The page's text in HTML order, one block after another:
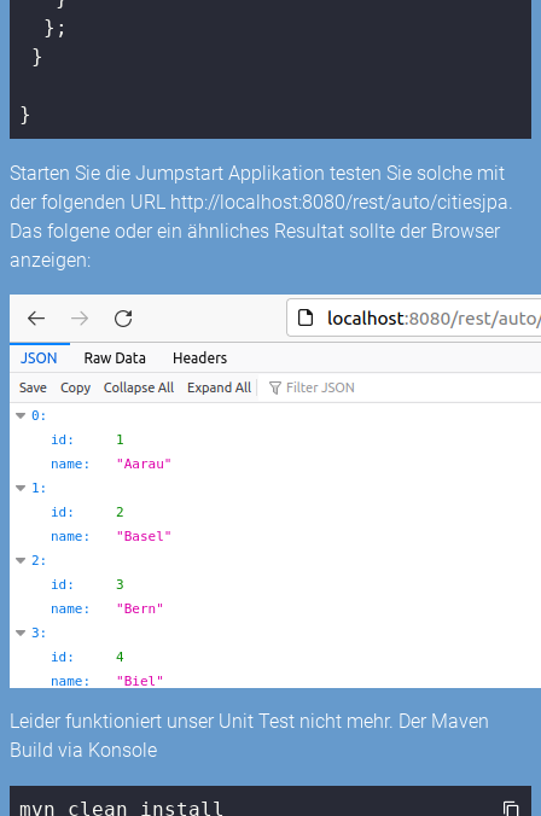
  };
}
}
Starten Sie die Jumpstart Applikation testen Sie solche mit
der folgenden URL http://localhost:8080/rest/auto/citiesjpa.
Das folgene oder ein ähnliches Resultat sollte der Browser
anzeigen:
Leider funktioniert unser Unit Test nicht mehr. Der Maven
Build via Konsole
mvn clean install